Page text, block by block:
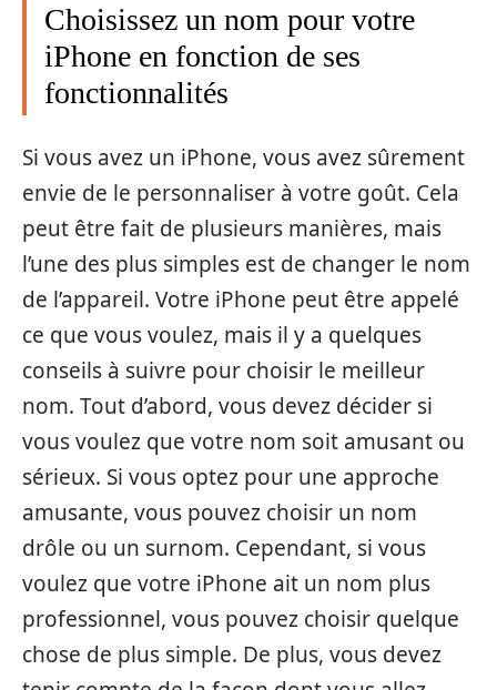
Choisissez un nom pour votre
iPhone en fonction de ses
fonctionnalités
Si vous avez un iPhone, vous avez sûrement
envie de le personnaliser à votre goût. Cela
peut être fait de plusieurs manières, mais
l’une des plus simples est de changer le nom
de l’appareil. Votre iPhone peut être appelé
ce que vous voulez, mais il y a quelques
conseils à suivre pour choisir le meilleur
nom. Tout d’abord, vous devez décider si
vous voulez que votre nom soit amusant ou
sérieux. Si vous optez pour une approche
amusante, vous pouvez choisir un nom
drôle ou un surnom. Cependant, si vous
voulez que votre iPhone ait un nom plus
professionnel, vous pouvez choisir quelque
chose de plus simple. De plus, vous devez